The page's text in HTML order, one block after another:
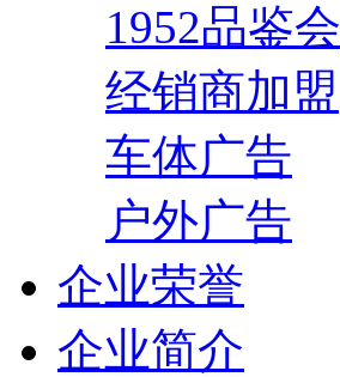
1952品鉴会
经销商加盟
车体广告
户外广告
企业荣誉
企业简介